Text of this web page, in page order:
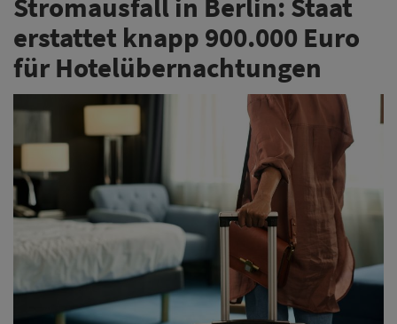
erstattet knapp 900.000 Euro
für Hotelübernachtungen